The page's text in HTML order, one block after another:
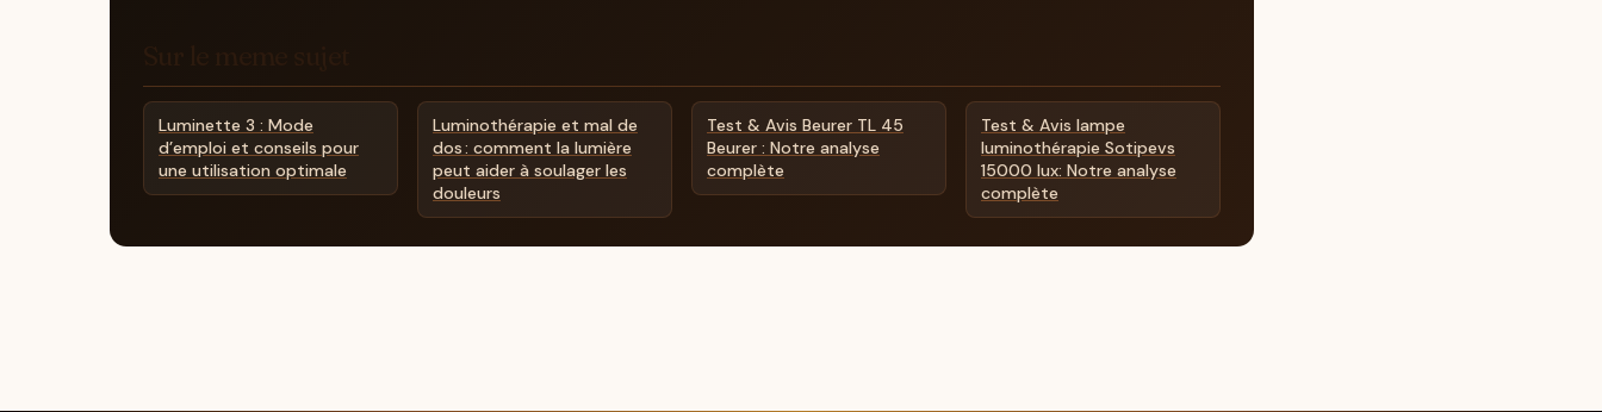
Luminette 3 : Mode
d’emploi et conseils pour
une utilisation optimale
Luminothérapie et mal de
dos : comment la lumière
peut aider à soulager les
douleurs
Test & Avis Beurer TL 45
Beurer : Notre analyse
complète
Test & Avis lampe
luminothérapie Sotipevs
15000 lux: Notre analyse
complète